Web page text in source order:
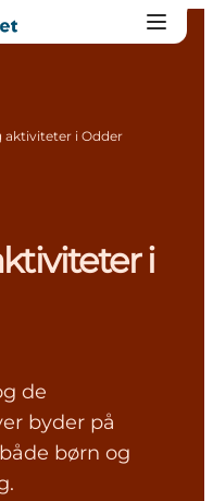
aktiviteter i Odder
i
de
byder på
børn og